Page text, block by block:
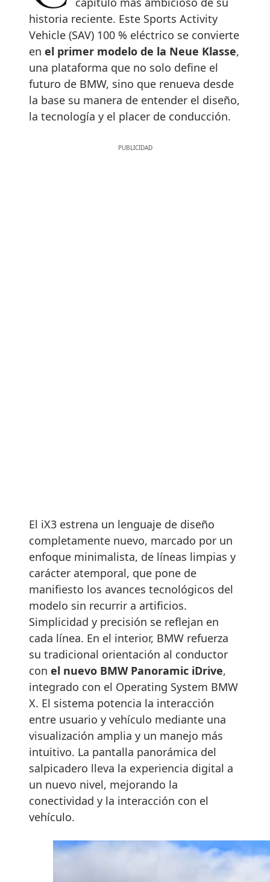
historia reciente. Este Sports Activity
Vehicle (SAV) 100 % eléctrico se convierte
en el primer modelo de la Neue Klasse,
una plataforma que no solo define el
futuro de BMW, sino que renueva desde
la base su manera de entender el diseño,
la tecnología y el placer de conducción.
El iX3 estrena un lenguaje de diseño
completamente nuevo, marcado por un
enfoque minimalista, de líneas limpias y
carácter atemporal, que pone de
manifiesto los avances tecnológicos del
modelo sin recurrir a artificios.
Simplicidad y precisión se reflejan en
cada línea. En el interior, BMW refuerza
su tradicional orientación al conductor
con el nuevo BMW Panoramic iDrive,
integrado con el Operating System BMW
X. El sistema potencia la interacción
entre usuario y vehículo mediante una
visualización amplia y un manejo más
intuitivo. La pantalla panorámica del
salpicadero lleva la experiencia digital a
un nuevo nivel, mejorando la
conectividad y la interacción con el
vehículo.